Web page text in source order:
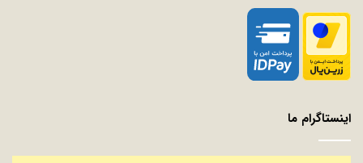
اینستاگرام ما